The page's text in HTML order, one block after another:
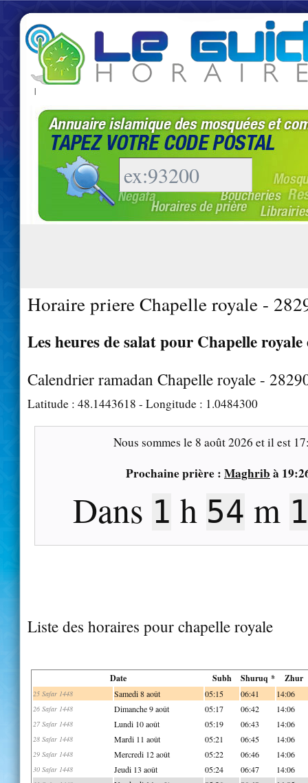
|
Horaire priere Chapelle royale -
Les heures de salat pour Chapelle royale
Calendrier ramadan Chapelle royale -
Latitude : 48.1443618 - Longitude : 1.0484300
Nous sommes le 8 août 2026 et il est
Prochaine prière : Maghrib à
Dans 1 h 54 m
Liste des horaires pour chapelle royale
Date Subh Shuruq * Zhur
25 Safar 1448 Samedi 8 août 05:15 06:41 14:06
26 Safar 1448 Dimanche 9 août 05:17 06:42 14:06
27 Safar 1448 Lundi 10 août 05:19 06:43 14:06
28 Safar 1448 Mardi 11 août 05:21 06:45 14:06
29 Safar 1448 Mercredi 12 août 05:22 06:46 14:06
30 Safar 1448 Jeudi 13 août 05:24 06:47 14:06